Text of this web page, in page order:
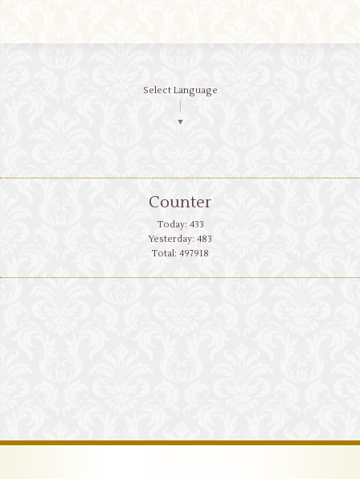
Select Language
▼
Counter
Today: 433
Yesterday: 483
Total: 497918